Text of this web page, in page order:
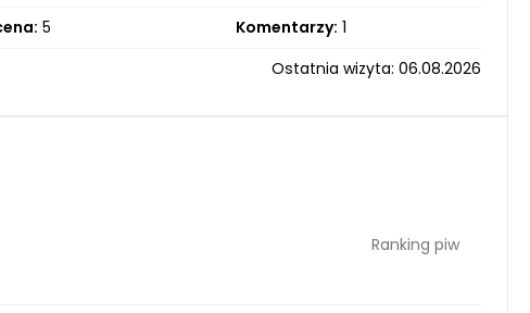
5 Komentarzy: 1
Ostatnia wizyta: 06.08.2026
Ranking piw